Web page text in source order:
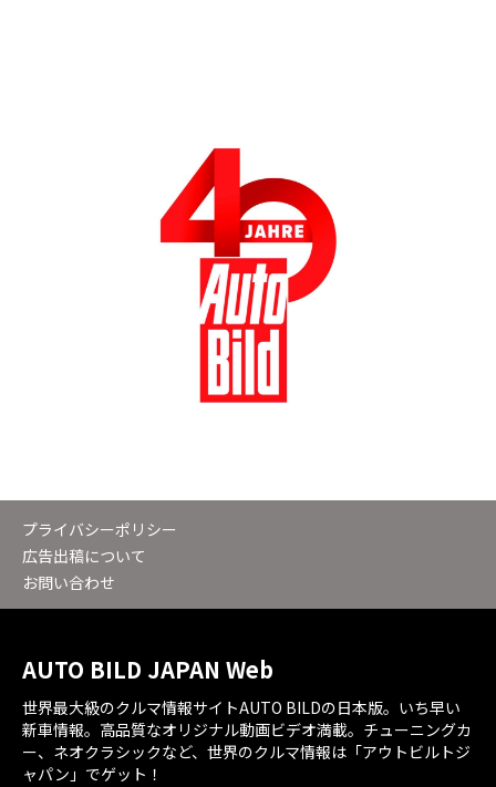
プライバシーポリシー
広告出稿について
お問い合わせ
AUTO BILD JAPAN Web
世界最大級のクルマ情報サイトAUTO BILDの日本版。いち早い
新車情報。高品質なオリジナル動画ビデオ満載。チューニングカ
ー、ネオクラシックなど、世界のクルマ情報は「アウトビルトジ
ャパン」でゲット！